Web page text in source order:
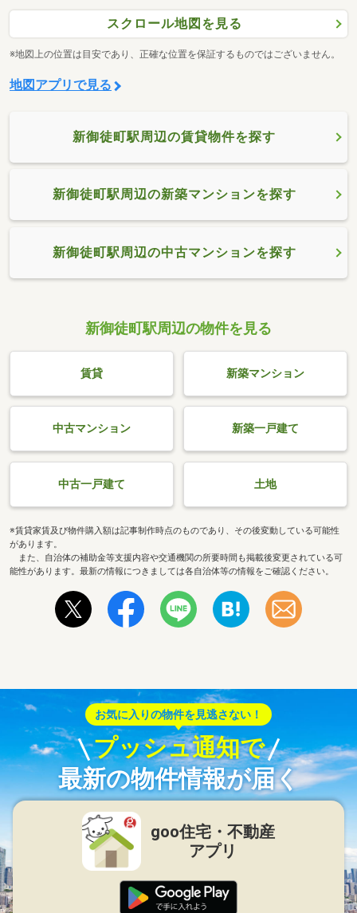
スクロール地図を見る
※地図上の位置は目安であり、正確な位置を保証するものではございません。
地図アプリで見る
新御徒町駅周辺の賃貸物件を探す
新御徒町駅周辺の新築マンションを探す
新御徒町駅周辺の中古マンションを探す
新御徒町駅周辺の物件を見る
賃貸 新築マンション
中古マンション 新築一戸建て
中古一戸建て 土地
※賃貸家賃及び物件購入額は記事制作時点のものであり、その後変動している可能性
があります。
また、自治体の補助金等支援内容や交通機関の所要時間も掲載後変更されている可
能性があります。最新の情報につきましては各自治体等の情報をご確認ください。
お気に入りの物件を見逃さない！
プッシュ通知で
最新の物件情報が届く
goo住宅・不動産
アプリ